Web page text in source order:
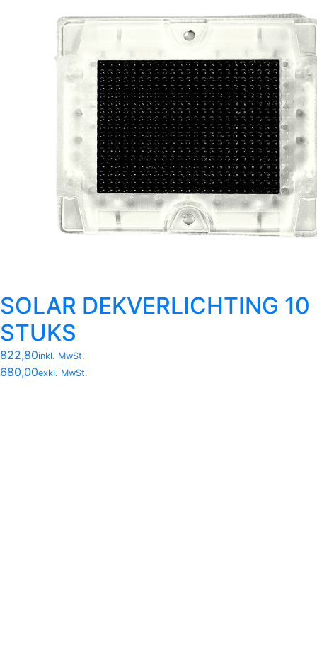
SOLAR DEKVERLICHTING 10
STUKS
822,80inkl. MwSt.
680,00exkl. MwSt.